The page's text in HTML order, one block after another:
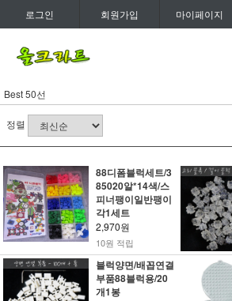
로그인 회원가입 마이페이지
Best 50선
정렬
88디폼블럭세트/3
85020알*14색/스
피너팽이일반팽이
각1세트
2,970원
10원 적립
블럭양면/배꼽연결
부품88블럭용/20
개1봉